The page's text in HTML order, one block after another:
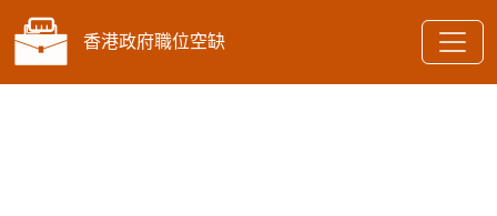
香港政府職位空缺